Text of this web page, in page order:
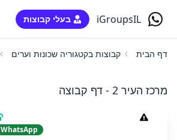
iGroupsIL בעלי קבוצות
דף הבית קבוצות בקטגוריה שכונות וערים
מרכז העיר 2 - דף קבוצה
WhatsApp